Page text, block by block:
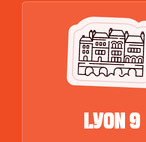
LYON 9